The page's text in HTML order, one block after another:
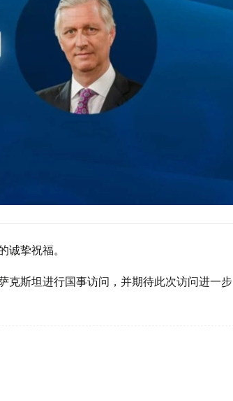
挚祝福。
克斯坦进行国事访问，并期待此次访问进一步